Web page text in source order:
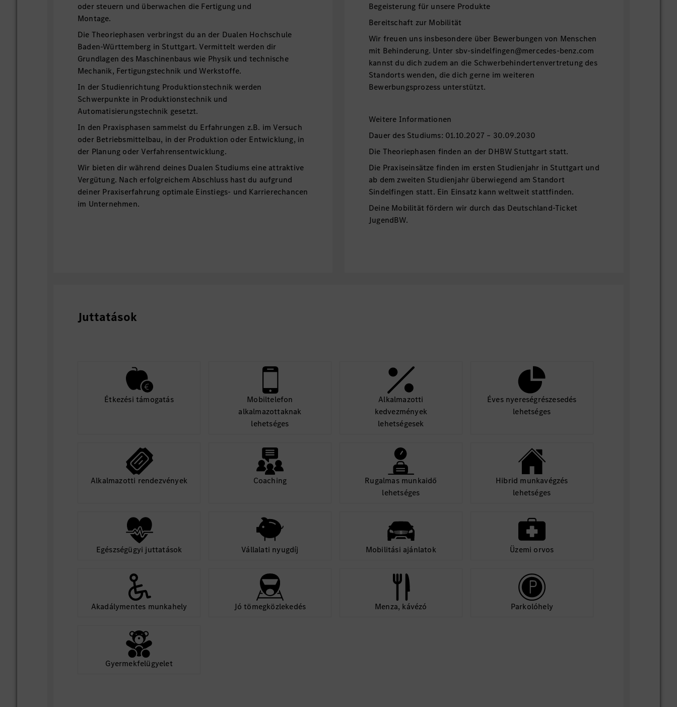
oder steuern und überwachen die Fertigung und
Montage.
Die Theoriephasen verbringst du an der Dualen Hochschule
Baden-Württemberg in Stuttgart. Vermittelt werden dir
Grundlagen des Maschinenbaus wie Physik und technische
Mechanik, Fertigungstechnik und Werkstoffe.
In der Studienrichtung Produktionstechnik werden
Schwerpunkte in Produktionstechnik und
Automatisierungstechnik gesetzt.
In den Praxisphasen sammelst du Erfahrungen z.B. im Versuch
oder Betriebsmittelbau, in der Produktion oder Entwicklung, in
der Planung oder Verfahrensentwicklung.
Wir bieten dir während deines Dualen Studiums eine attraktive
Vergütung. Nach erfolgreichem Abschluss hast du aufgrund
deiner Praxiserfahrung optimale Einstiegs- und Karrierechancen
im Unternehmen.
Begeisterung für unsere Produkte
Bereitschaft zur Mobilität
Wir freuen uns insbesondere über Bewerbungen von Menschen
mit Behinderung. Unter sbv-sindelfingen@mercedes-benz.com
kannst du dich zudem an die Schwerbehindertenvertretung des
Standorts wenden, die dich gerne im weiteren
Bewerbungsprozess unterstützt.
Weitere Informationen
Dauer des Studiums: 01.10.2027 – 30.09.2030
Die Theoriephasen finden an der DHBW Stuttgart statt.
Die Praxiseinsätze finden im ersten Studienjahr in Stuttgart und
ab dem zweiten Studienjahr überwiegend am Standort
Sindelfingen statt. Ein Einsatz kann weltweit stattfinden.
Deine Mobilität fördern wir durch das Deutschland-Ticket
JugendBW.
Juttatások
Étkezési támogatás
Mobiltelefon
alkalmazottaknak
lehetséges
Alkalmazotti
kedvezmények
lehetségesek
Éves nyereségrészesedés
lehetséges
Alkalmazotti rendezvények Coaching
Rugalmas munkaidő
lehetséges
Hibrid munkavégzés
lehetséges
Egészségügyi juttatások Vállalati nyugdíj Mobilitási ajánlatok Üzemi orvos
Akadálymentes munkahely Jó tömegközlekedés Menza, kávézó Parkolóhely
Gyermekfelügyelet